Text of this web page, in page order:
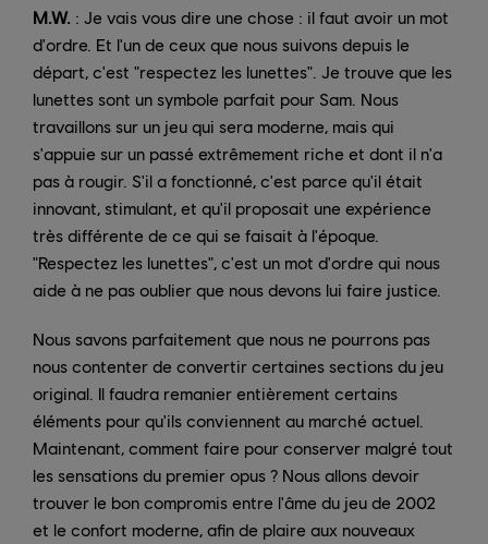
M.W. : Je vais vous dire une chose : il faut avoir un mot
d'ordre. Et l'un de ceux que nous suivons depuis le
départ, c'est "respectez les lunettes". Je trouve que les
lunettes sont un symbole parfait pour Sam. Nous
travaillons sur un jeu qui sera moderne, mais qui
s'appuie sur un passé extrêmement riche et dont il n'a
pas à rougir. S'il a fonctionné, c'est parce qu'il était
innovant, stimulant, et qu'il proposait une expérience
très différente de ce qui se faisait à l'époque.
"Respectez les lunettes", c'est un mot d'ordre qui nous
aide à ne pas oublier que nous devons lui faire justice.
Nous savons parfaitement que nous ne pourrons pas
nous contenter de convertir certaines sections du jeu
original. Il faudra remanier entièrement certains
éléments pour qu'ils conviennent au marché actuel.
Maintenant, comment faire pour conserver malgré tout
les sensations du premier opus ? Nous allons devoir
trouver le bon compromis entre l'âme du jeu de 2002
et le confort moderne, afin de plaire aux nouveaux